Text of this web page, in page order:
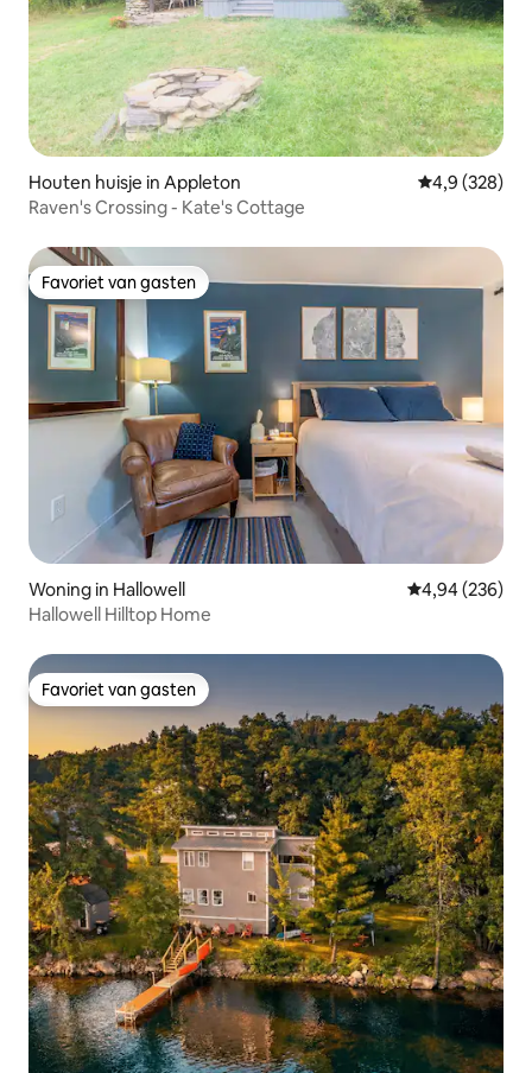
Houten huisje in Appleton Gemiddelde
4,9 (328)
Raven's Crossing - Kate's Cottage
Favoriet van gasten
Favoriet van gasten
Woning in Hallowell Gemiddelde
4,94 (236)
Hallowell Hilltop Home
Favoriet van gasten
Favoriet van gasten